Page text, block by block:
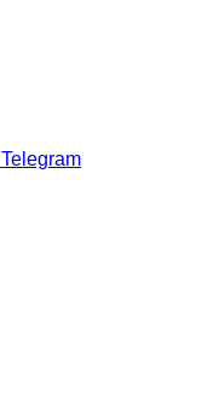
Telegram